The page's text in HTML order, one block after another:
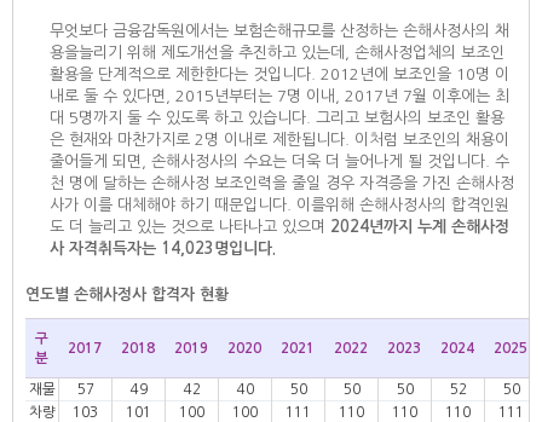
무엇보다 금융감독원에서는 보험손해규모를 산정하는 손해사정사의 채
용을늘리기 위해 제도개선을 추진하고 있는데, 손해사정업체의 보조인
활용을 단계적으로 제한한다는 것입니다. 2012년에 보조인을 10명 이
내로 둘 수 있다면, 2015년부터는 7명 이내, 2017년 7월 이후에는 최
대 5명까지 둘 수 있도록 하고 있습니다. 그리고 보험사의 보조인 활용
은 현재와 마찬가지로 2명 이내로 제한됩니다. 이처럼 보조인의 채용이
줄어들게 되면, 손해사정사의 수요는 더욱 더 늘어나게 될 것입니다. 수
천 명에 달하는 손해사정 보조인력을 줄일 경우 자격증을 가진 손해사정
사가 이를 대체해야 하기 때문입니다. 이를위해 손해사정사의 합격인원
도 더 늘리고 있는 것으로 나타나고 있으며 2024년까지 누계 손해사정
사 자격취득자는 14,023명입니다.
연도별 손해사정사 합격자 현황
구
분
2017 2018 2019 2020 2021 2022 2023 2024 2025
재물 57 49 42 40 50 50 50 52
50
차량
103 101 100 100 111 110 110 110
111